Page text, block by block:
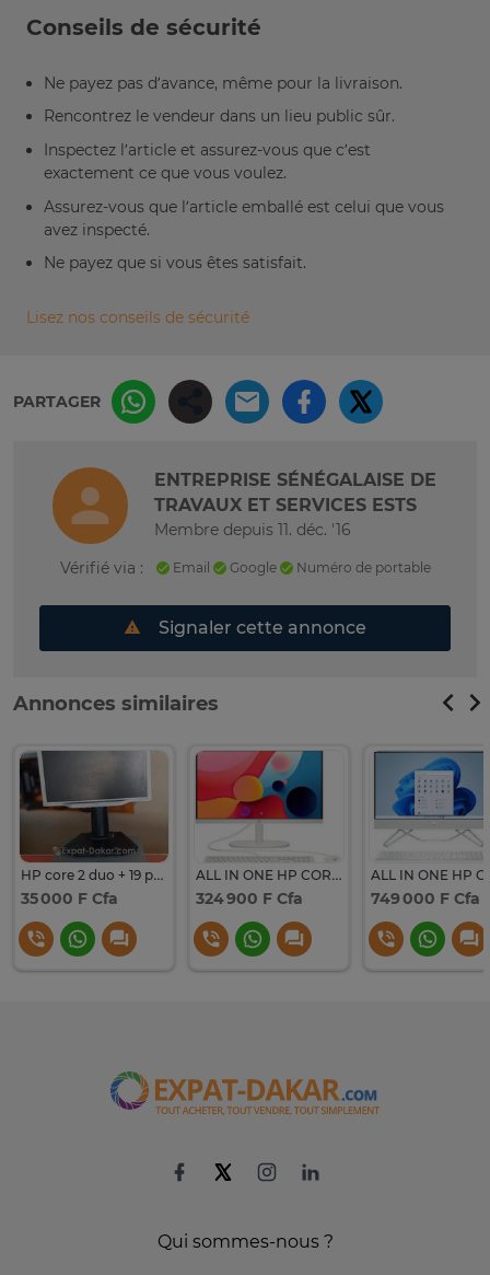
Conseils de sécurité
Ne payez pas d’avance, même pour la livraison.
Rencontrez le vendeur dans un lieu public sûr.
Inspectez l’article et assurez-vous que c’est
exactement ce que vous voulez.
Assurez-vous que l’article emballé est celui que vous
avez inspecté.
Ne payez que si vous êtes satisfait.
Lisez nos conseils de sécurité
PARTAGER
ENTREPRISE SÉNÉGALAISE DE
TRAVAUX ET SERVICES ESTS
Membre depuis 11. déc. '16
Vérifié via :
Email Google Numéro de portable
Signaler cette annonce
Annonces similaires
HP core 2 duo + 19 pouces
35 000 F Cfa
ALL IN ONE HP CORE I3 ECRAN 22 POUCES
324 900 F Cfa 749 000 F Cfa
Qui sommes-nous ?